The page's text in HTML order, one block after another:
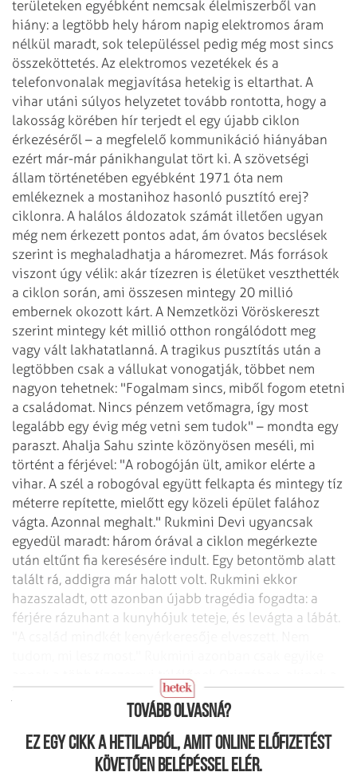
területeken egyébként nemcsak élelmiszerből van
hiány: a legtöbb hely három napig elektromos áram
nélkül maradt, sok településsel pedig még most sincs
összeköttetés. Az elektromos vezetékek és a
telefonvonalak megjavítása hetekig is eltarthat. A
vihar utáni súlyos helyzetet tovább rontotta, hogy a
lakosság körében hír terjedt el egy újabb ciklon
érkezéséről – a megfelelő kommunikáció hiányában
ezért már-már pánikhangulat tört ki. A szövetségi
állam történetében egyébként 1971 óta nem
emlékeznek a mostanihoz hasonló pusztító erej?
ciklonra. A halálos áldozatok számát illetően ugyan
még nem érkezett pontos adat, ám óvatos becslések
szerint is meghaladhatja a háromezret. Más források
viszont úgy vélik: akár tízezren is életüket veszthették
a ciklon során, ami összesen mintegy 20 millió
embernek okozott kárt. A Nemzetközi Vöröskereszt
szerint mintegy két millió otthon rongálódott meg
vagy vált lakhatatlanná. A tragikus pusztítás után a
legtöbben csak a vállukat vonogatják, többet nem
nagyon tehetnek: "Fogalmam sincs, miből fogom etetni
a családomat. Nincs pénzem vetőmagra, így most
legalább egy évig még vetni sem tudok" – mondta egy
paraszt. Ahalja Sahu szinte közönyösen meséli, mi
történt a férjével: "A robogóján ült, amikor elérte a
vihar. A szél a robogóval együtt felkapta és mintegy tíz
méterre repítette, mielőtt egy közeli épület falához
vágta. Azonnal meghalt." Rukmini Devi ugyancsak
egyedül maradt: három órával a ciklon megérkezte
után eltűnt fia keresésére indult. Egy betontömb alatt
talált rá, addigra már halott volt. Rukmini ekkor
hazaszaladt, ott azonban újabb tragédia fogadta: a
férjére rázuhant a kunyhójuk teteje, és levágta a lábát.
jövője kilátástalanná vált.
Tovább olvasná?
Ez egy cikk a hetilapból, amit online előfizetést
követően belépéssel elér.